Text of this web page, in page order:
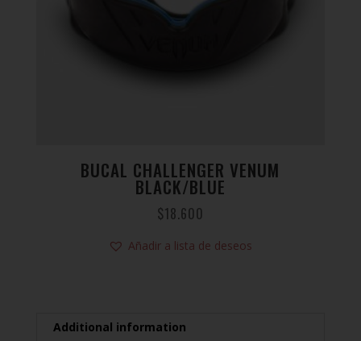
BUCAL CHALLENGER VENUM
BLACK/BLUE
$18.600
Añadir a lista de deseos
Additional information